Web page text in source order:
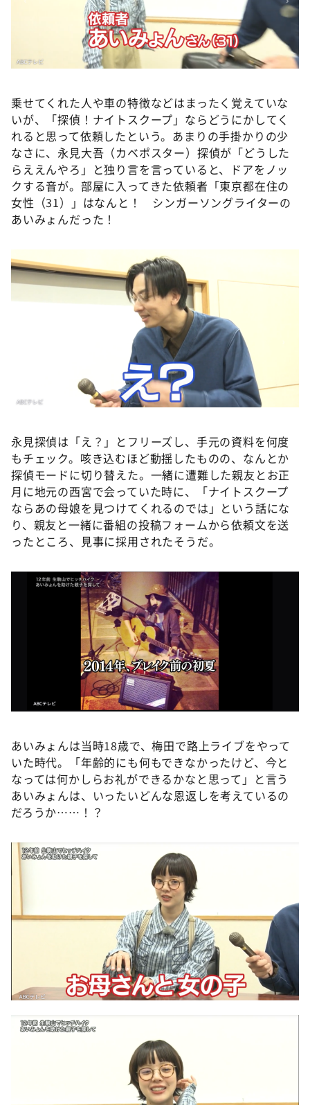
乗せてくれた人や車の特徴などはまったく覚えていな
いが、「探偵！ナイトスクープ」ならどうにかしてく
れると思って依頼したという。あまりの手掛かりの少
なさに、永見大吾（カベポスター）探偵が「どうした
らええんやろ」と独り言を言っていると、ドアをノッ
クする音が。部屋に入ってきた依頼者「東京都在住の
女性（31）」はなんと！ シンガーソングライターの
あいみょんだった！
永見探偵は「え？」とフリーズし、手元の資料を何度
もチェック。咳き込むほど動揺したものの、なんとか
探偵モードに切り替えた。一緒に遭難した親友とお正
月に地元の西宮で会っていた時に、「ナイトスクープ
ならあの母娘を見つけてくれるのでは」という話にな
り、親友と一緒に番組の投稿フォームから依頼文を送
ったところ、見事に採用されたそうだ。
あいみょんは当時18歳で、梅田で路上ライブをやって
いた時代。「年齢的にも何もできなかったけど、今と
なっては何かしらお礼ができるかなと思って」と言う
あいみょんは、いったいどんな恩返しを考えているの
だろうか……！？